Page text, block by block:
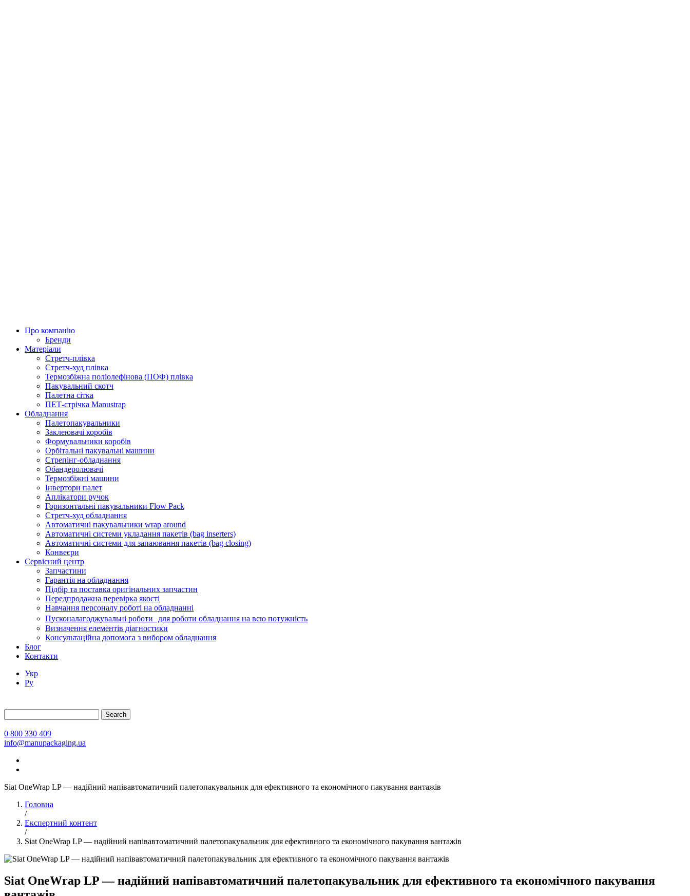
Про компанію
Бренди
Матеріали
Стретч-плівка
Стретч-худ плівка
Термозбіжна поліолефінова (ПОФ) плівка
Пакувальний скотч
Палетна сітка
ПЕТ-стрічка Manustrap
Обладнання
Палетопакувальники
Заклеювачі коробів
Формувальники коробів
Орбітальні пакувальні машини
Стрепінг-обладнання
Обандеролювачі
Термозбіжні машини
Інвертори палет
Аплікатори ручок
Горизонтальні пакувальники Flow Pack
Стретч-худ обладнання
Автоматичні пакувальники wrap around
Автоматичні системи укладання пакетів (bag inserters)
Автоматичні системи для запаювання пакетів (bag closing)
Конвеєри
Сервісний центр
Запчастини
Гарантія на обладнання
Підбір та поставка оригінальних запчастин
Передпродажна перевірка якості
Навчання персоналу роботі на обладнанні
Пусконалагоджувальні роботи для роботи обладнання на всю потужність
Визначення елементів діагностики
Консультаційна допомога з вибором обладнання
Блог
Контакти
Укр
Ру
Search
0 800 330 409
info@manupackaging.ua
Siat OneWrap LP — надійний напівавтоматичний палетопакувальник для ефективного та економічного пакування вантажів
Головна
/
Експертний контент
/
Siat OneWrap LP — надійний напівавтоматичний палетопакувальник для ефективного та економічного пакування вантажів
Siat OneWrap LP — надійний напівавтоматичний палетопакувальник для ефективного та економічного пакування